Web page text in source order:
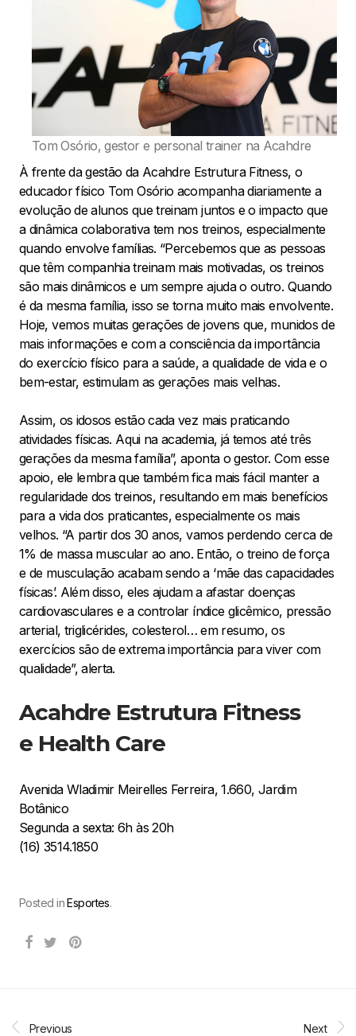
Tom Osório, gestor e personal trainer na Acahdre
À frente da gestão da Acahdre Estrutura Fitness, o
educador físico Tom Osório acompanha diariamente a
evolução de alunos que treinam juntos e o impacto que
a dinâmica colaborativa tem nos treinos, especialmente
quando envolve famílias. “Percebemos que as pessoas
que têm companhia treinam mais motivadas, os treinos
são mais dinâmicos e um sempre ajuda o outro. Quando
é da mesma família, isso se torna muito mais envolvente.
Hoje, vemos muitas gerações de jovens que, munidos de
mais informações e com a consciência da importância
do exercício físico para a saúde, a qualidade de vida e o
bem-estar, estimulam as gerações mais velhas.
Assim, os idosos estão cada vez mais praticando
atividades físicas. Aqui na academia, já temos até três
gerações da mesma família”, aponta o gestor. Com esse
apoio, ele lembra que também fica mais fácil manter a
regularidade dos treinos, resultando em mais benefícios
para a vida dos praticantes, especialmente os mais
velhos. “A partir dos 30 anos, vamos perdendo cerca de
1% de massa muscular ao ano. Então, o treino de força
e de musculação acabam sendo a ‘mãe das capacidades
físicas’. Além disso, eles ajudam a afastar doenças
cardiovasculares e a controlar índice glicêmico, pressão
arterial, triglicérides, colesterol… em resumo, os
exercícios são de extrema importância para viver com
qualidade”, alerta.
Acahdre Estrutura Fitness
e Health Care
Avenida Wladimir Meirelles Ferreira, 1.660, Jardim
Botânico
Segunda a sexta: 6h às 20h
(16) 3514.1850
Posted inEsportes.
Previous Next